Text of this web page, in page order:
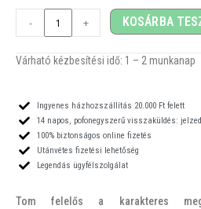
- + KOSÁRBA
Várható kézbesítési idő: 1 – 2 munkanap
Ingyenes házhozszállítás 20.000 Ft felett
14 napos, pofonegyszerű visszaküldés:
100% biztonságos online fizetés
Utánvétes fizetési lehetőség
Legendás ügyfélszolgálat
Tom felelős a karakteres